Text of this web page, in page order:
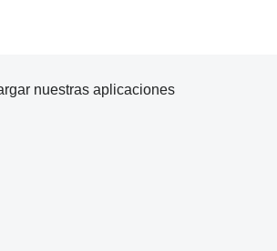
nuestras aplicaciones